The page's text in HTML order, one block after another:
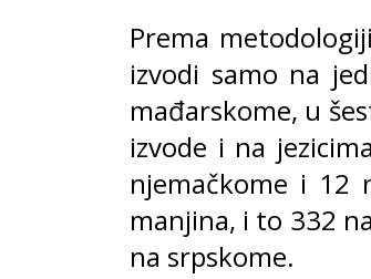
Prema
izvodi samo na
mađarskome, u
izvode i na
njemačkome i 12
manjina, i to 332
na srpskome.